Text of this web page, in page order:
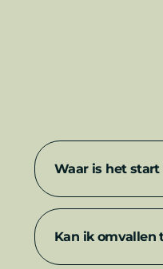
Waar is het start
drukte van de stad
Kan ik omvallen